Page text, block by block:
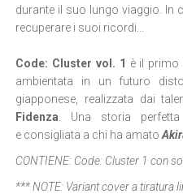
durante il suo lungo viaggio. In
recuperare i suoi ricordi...
Code: Cluster vol. 1 è il primo
ambientata in un futuro
giapponese, realizzata dai
Fidenza . Una storia
e consigliata a chi ha amato
CONTIENE: Code: Cluster 1 con
*** NOTE: Variant cover a tiratura